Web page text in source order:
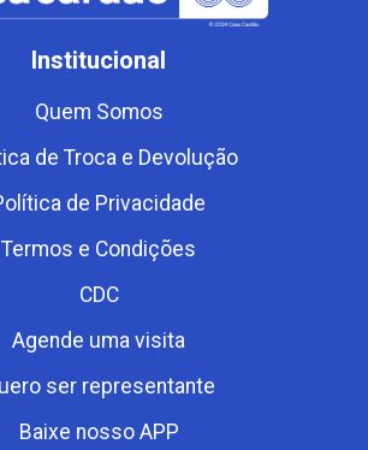
Institucional
Quem Somos
de Troca e Devolução
de Privacidade
Termos e Condições
CDC
Agende uma visita
ser representante
Baixe nosso APP